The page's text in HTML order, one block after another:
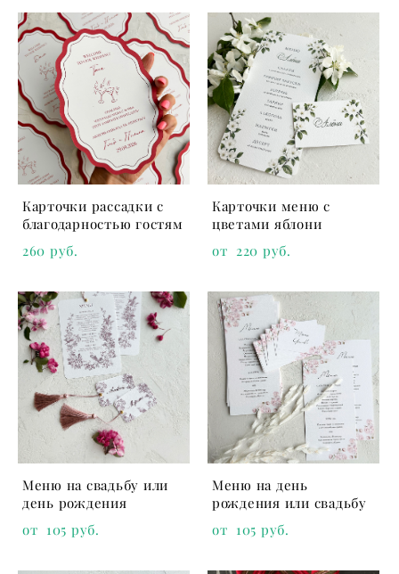
Карточки рассадки с
благодарностью гостям
260 pуб.
Карточки меню с
цветами яблони
от 220 pуб.
Меню на свадьбу или
день рождения
от 105 pуб.
Меню на день
рождения или свадьбу
от 105 pуб.